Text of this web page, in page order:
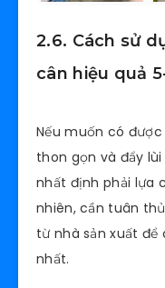
2.6. Cách sử
cân hiệu quả
Nếu muốn có
thon gọn và đẩy
nhất định phải lựa
nhiên, cần tuân
từ nhà sản xuất
nhất.